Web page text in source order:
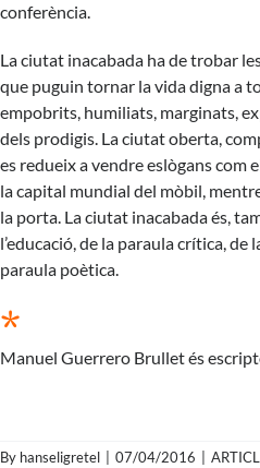
conferència.
La ciutat inacabada ha de trobar
que puguin tornar la vida digna a
empobrits, humiliats, marginats,
dels prodigis. La ciutat oberta,
es redueix a vendre eslògans com
la capital mundial del mòbil,
la porta. La ciutat inacabada és,
l’educació, de la paraula crítica, de
paraula poètica.
*
Manuel Guerrero Brullet és
By hanseligretel 07/04/2016